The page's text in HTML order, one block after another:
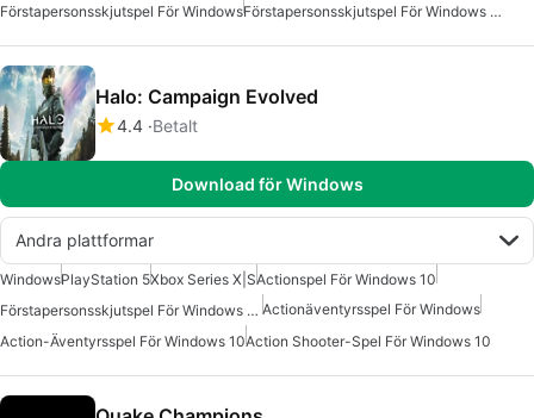
Förstapersonsskjutspel För Windows
Förstapersonsskjutspel För Windows 10
Halo: Campaign Evolved
4.4 Betalt
Download för Windows
Andra plattformar
WindowsPlayStation 5Xbox Series X|SActionspel För Windows 10
Förstapersonsskjutspel För Windows 10 Actionäventyrsspel För Windows
Action-Äventyrsspel För Windows 10Action Shooter-Spel För Windows 10